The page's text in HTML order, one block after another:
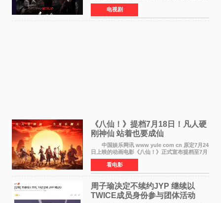
月11日播出的第6集全国平均收视率高达22 3%，
瞬间最高更冲上26 4%，不仅再度刷新自身纪
录，更稳坐同时段
电视剧
《八仙！》提档7月18日！凡人硬
刚神仙 站着也要成仙
中国娱乐网讯 www yule com cn 原定7月24
日上映的动画电影《八仙！》正式宣布提档至7月
18日。这部国风动画大片将八仙过海，各显神通
这句刻在国人DNA里的俗语玩出了新花样——影
片讲述凡人
看电影
周子瑜决定不续约JYP 继续以
TWICE成员身份参与团体活动